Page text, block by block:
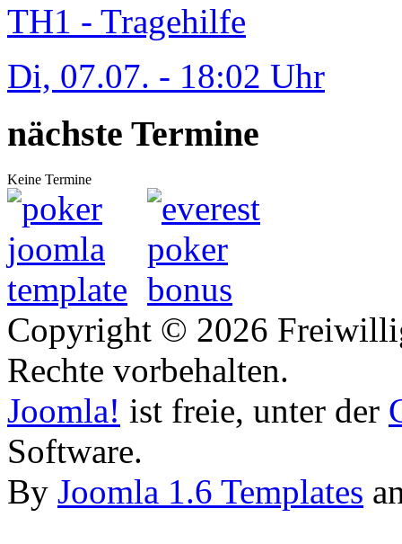
TH1 - Tragehilfe
Di, 07.07. - 18:02 Uhr
nächste Termine
Keine Termine
Copyright © 2026
Rechte vorbehalten.
Joomla! ist freie, unter der
Software.
By Joomla 1.6 Templates